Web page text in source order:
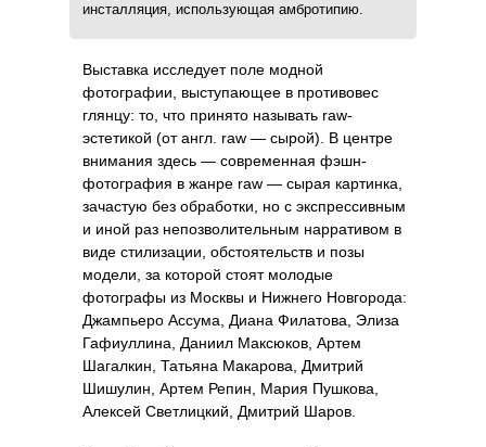
инсталляция, использующая амбротипию.
Выставка исследует поле модной
фотографии, выступающее в противовес
глянцу: то, что принято называть raw-
эстетикой (от англ. raw — сырой). В центре
внимания здесь — современная фэшн-
фотография в жанре raw — сырая картинка,
зачастую без обработки, но с экспрессивным
и иной раз непозволительным нарративом в
виде стилизации, обстоятельств и позы
модели, за которой стоят молодые
фотографы из Москвы и Нижнего Новгорода:
Джампьеро Ассума, Диана Филатова, Элиза
Гафиуллина, Даниил Максюков, Артем
Шагалкин, Татьяна Макарова, Дмитрий
Шишулин, Артем Репин, Мария Пушкова,
Алексей Светлицкий, Дмитрий Шаров.